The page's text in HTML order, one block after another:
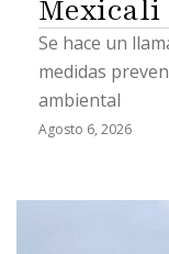
Mexicali
Se hace un
medidas
ambiental
Agosto 6, 2026